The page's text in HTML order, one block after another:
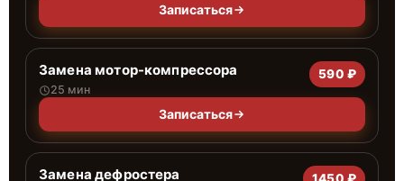
Записаться
Замена мотор-компрессора
25 мин
590 ₽
Записаться
Замена дефростера